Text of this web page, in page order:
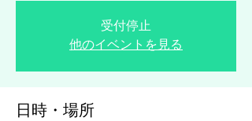
受付停止
他のイベントを見る
日時・場所